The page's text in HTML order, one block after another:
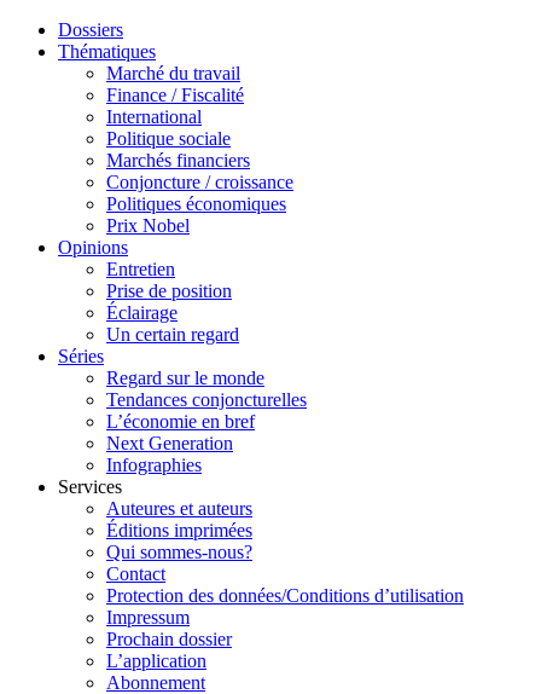
Dossiers
Thématiques
Marché du travail
Finance / Fiscalité
International
Politique sociale
Marchés financiers
Conjoncture / croissance
Politiques économiques
Prix Nobel
Opinions
Entretien
Prise de position
Éclairage
Un certain regard
Séries
Regard sur le monde
Tendances conjoncturelles
L’économie en bref
Next Generation
Infographies
Services
Auteures et auteurs
Éditions imprimées
Qui sommes-nous?
Contact
Protection des données/Conditions d’utilisation
Impressum
Prochain dossier
L’application
Abonnement